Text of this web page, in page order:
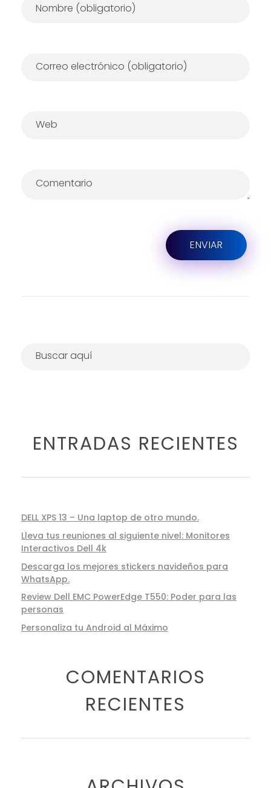
ENTRADAS RECIENTES
DELL XPS 13 – Una laptop de otro mundo.
Lleva tus reuniones al siguiente nivel: Monitores
Interactivos Dell 4k
Descarga los mejores stickers navideños para
WhatsApp.
Review Dell EMC PowerEdge T550: Poder para las
personas
Personaliza tu Android al Máximo
COMENTARIOS
RECIENTES